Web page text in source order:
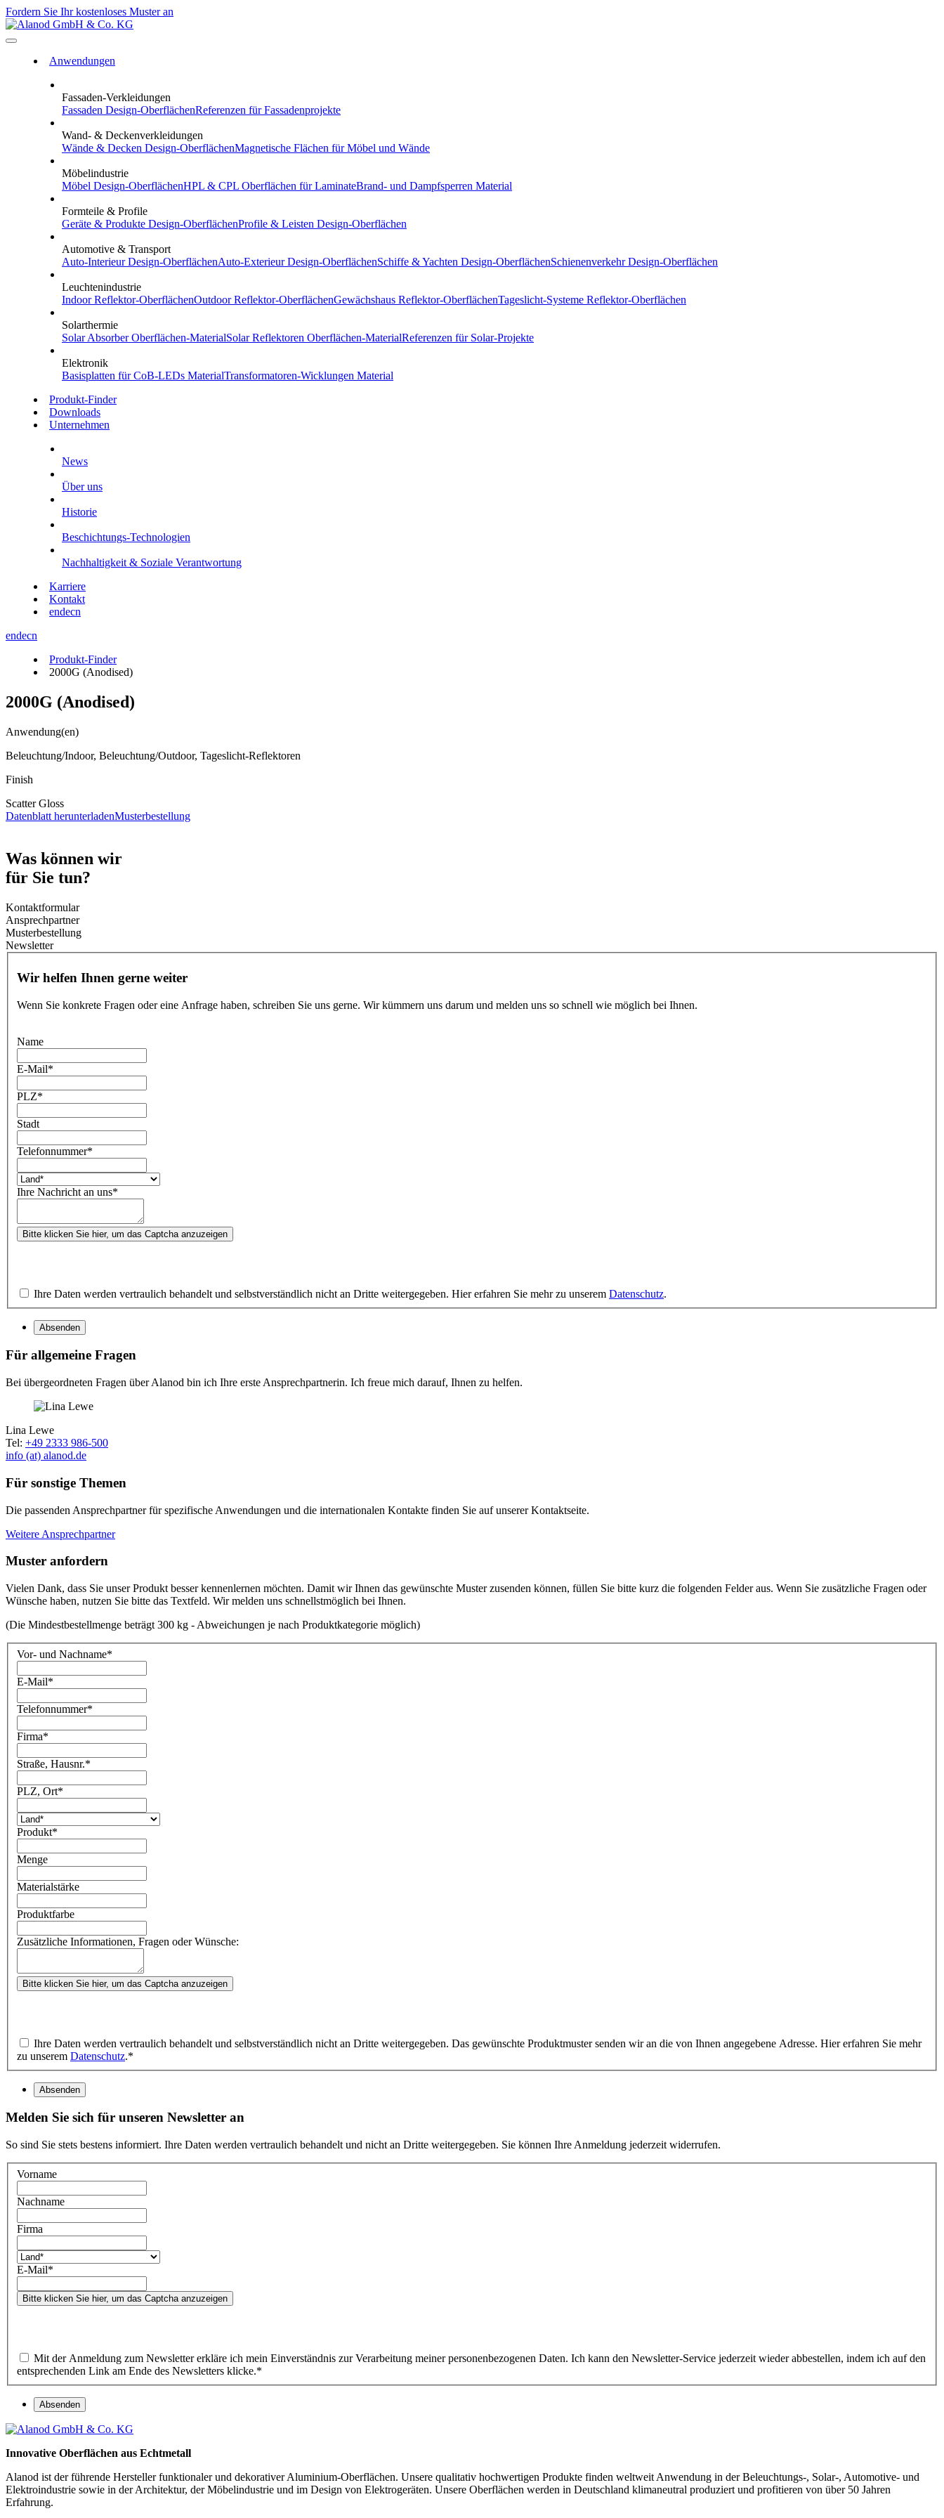
Fordern Sie Ihr kostenloses Muster an
Anwendungen
Fassaden-Verkleidungen
Fassaden Design-OberflächenReferenzen für Fassadenprojekte
Wand- & Deckenverkleidungen
Wände & Decken Design-OberflächenMagnetische Flächen für Möbel und Wände
Möbelindustrie
Möbel Design-OberflächenHPL & CPL Oberflächen für LaminateBrand- und Dampfsperren Material
Formteile & Profile
Geräte & Produkte Design-OberflächenProfile & Leisten Design-Oberflächen
Automotive & Transport
Auto-InterieurDesign-OberflächenAuto-ExterieurDesign-OberflächenSchiffe & Yachten Design-OberflächenSchienenverkehrDesign-Oberflächen
Leuchtenindustrie
IndoorReflektor-OberflächenOutdoorReflektor-OberflächenGewächshaus Reflektor-OberflächenTageslicht-Systeme Reflektor-Oberflächen
Solarthermie
Solar AbsorberOberflächen-MaterialSolar Reflektoren Oberflächen-MaterialReferenzen für Solar-Projekte
Elektronik
Basisplatten für CoB-LEDs MaterialTransformatoren-Wicklungen Material
Produkt-Finder
Downloads
Unternehmen
News
Über uns
Historie
Beschichtungs-Technologien
Nachhaltigkeit & Soziale Verantwortung
Karriere
Kontakt
endecn
endecn
Produkt-Finder
2000G (Anodised)
2000G (Anodised)
Anwendung(en)
Beleuchtung/Indoor, Beleuchtung/Outdoor, Tageslicht-Reflektoren
Finish
Scatter Gloss
Datenblatt herunterladenMusterbestellung
Was können wir
für Sie tun?
Kontaktformular
Ansprechpartner
Musterbestellung
Newsletter
Wir helfen Ihnen gerne weiter
Wenn Sie konkrete Fragen oder eine Anfrage haben, schreiben Sie uns gerne. Wir kümmern uns darum und melden uns so schnell wie möglich bei Ihnen.
Name
E-Mail*
PLZ*
Stadt
Telefonnummer*
Ihre Nachricht an uns*
Bitte klicken Sie hier, um das Captcha anzuzeigen
Ihre Daten werden vertraulich behandelt und selbstverständlich nicht an Dritte weitergegeben. Hier erfahren Sie mehr zu unserem Datenschutz.
Absenden
Für allgemeine Fragen
Bei übergeordneten Fragen über Alanod bin ich Ihre erste Ansprechpartnerin. Ich freue mich darauf, Ihnen zu helfen.
Lina Lewe
Tel: +49 2333 986-500
info (at) alanod.de
Für sonstige Themen
Die passenden Ansprechpartner für spezifische Anwendungen und die internationalen Kontakte finden Sie auf unserer Kontaktseite.
Weitere Ansprechpartner
Muster anfordern
Vielen Dank, dass Sie unser Produkt besser kennenlernen möchten. Damit wir Ihnen das gewünschte Muster zusenden können, füllen Sie bitte kurz die folgenden Felder aus. Wenn Sie zusätzliche Fragen oder
Wünsche haben, nutzen Sie bitte das Textfeld. Wir melden uns schnellstmöglich bei Ihnen.
(Die Mindestbestellmenge beträgt 300 kg - Abweichungen je nach Produktkategorie möglich)
Vor- und Nachname*
E-Mail*
Telefonnummer*
Firma*
Straße, Hausnr.*
PLZ, Ort*
Produkt*
Menge
Materialstärke
Produktfarbe
Zusätzliche Informationen, Fragen oder Wünsche:
Bitte klicken Sie hier, um das Captcha anzuzeigen
Ihre Daten werden vertraulich behandelt und selbstverständlich nicht an Dritte weitergegeben. Das gewünschte Produktmuster senden wir an die von Ihnen angegebene Adresse. Hier erfahren Sie mehr
zu unserem Datenschutz.*
Absenden
Melden Sie sich für unseren Newsletter an
So sind Sie stets bestens informiert. Ihre Daten werden vertraulich behandelt und nicht an Dritte weitergegeben. Sie können Ihre Anmeldung jederzeit widerrufen.
Vorname
Nachname
Firma
E-Mail*
Bitte klicken Sie hier, um das Captcha anzuzeigen
Mit der Anmeldung zum Newsletter erkläre ich mein Einverständnis zur Verarbeitung meiner personenbezogenen Daten. Ich kann den Newsletter-Service jederzeit wieder abbestellen, indem ich auf den
entsprechenden Link am Ende des Newsletters klicke.*
Absenden
Innovative Oberflächen aus Echtmetall
Alanod ist der führende Hersteller funktionaler und dekorativer Aluminium-Oberflächen. Unsere qualitativ hochwertigen Produkte finden weltweit Anwendung in der Beleuchtungs-, Solar-, Automotive- und
Elektroindustrie sowie in der Architektur, der Möbelindustrie und im Design von Elektrogeräten. Unsere Oberflächen werden in Deutschland klimaneutral produziert und profitieren von über 50 Jahren
Erfahrung.